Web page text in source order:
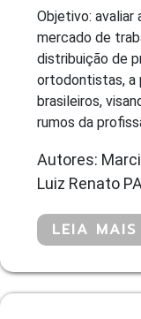
Objetivo: avaliar
mercado de
distribuição de
ortodontistas, a
brasileiros,
rumos da
Autores:
Luiz Renato
LEIA MAIS